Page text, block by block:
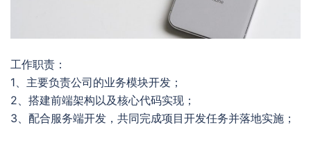
工作职责：
1、主要负责公司的业务模块开发；
2、搭建前端架构以及核心代码实现；
3、配合服务端开发，共同完成项目开发任务并落地实施；